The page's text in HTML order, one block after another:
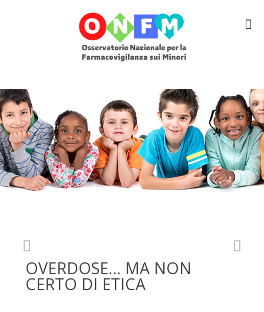
OVERDOSE… MA NON
CERTO DI ETICA